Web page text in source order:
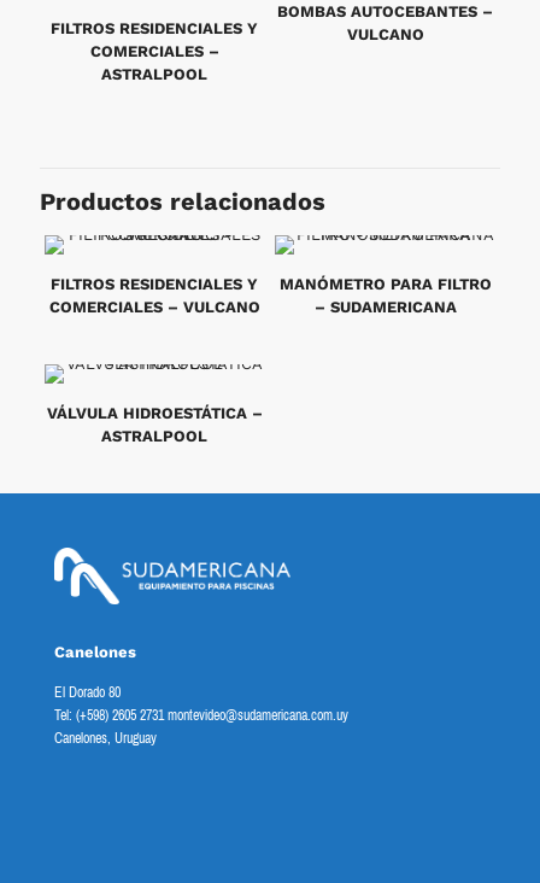
FILTROS RESIDENCIALES Y
COMERCIALES –
ASTRALPOOL
BOMBAS AUTOCEBANTES –
VULCANO
Productos relacionados
FILTROS RESIDENCIALES Y
COMERCIALES – VULCANO
MANÓMETRO PARA FILTRO
– SUDAMERICANA
VÁLVULA HIDROESTÁTICA –
ASTRALPOOL
Canelones
El Dorado 80
Tel: (+598) 2605 2731 montevideo@sudamericana.com.uy
Canelones, Uruguay